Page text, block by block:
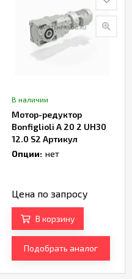
В наличии
Мотор-редуктор
Bonfiglioli A 20 2 UH30
12.0 S2 Артикул
TH232966
Опции: нет
Цена по запросу
В корзину
Подобрать аналог